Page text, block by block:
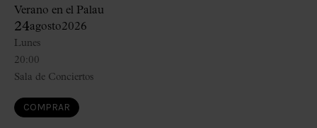
Verano en el Palau
24agosto2026
20:00
Lunes
Sala de Conciertos
COMPRAR